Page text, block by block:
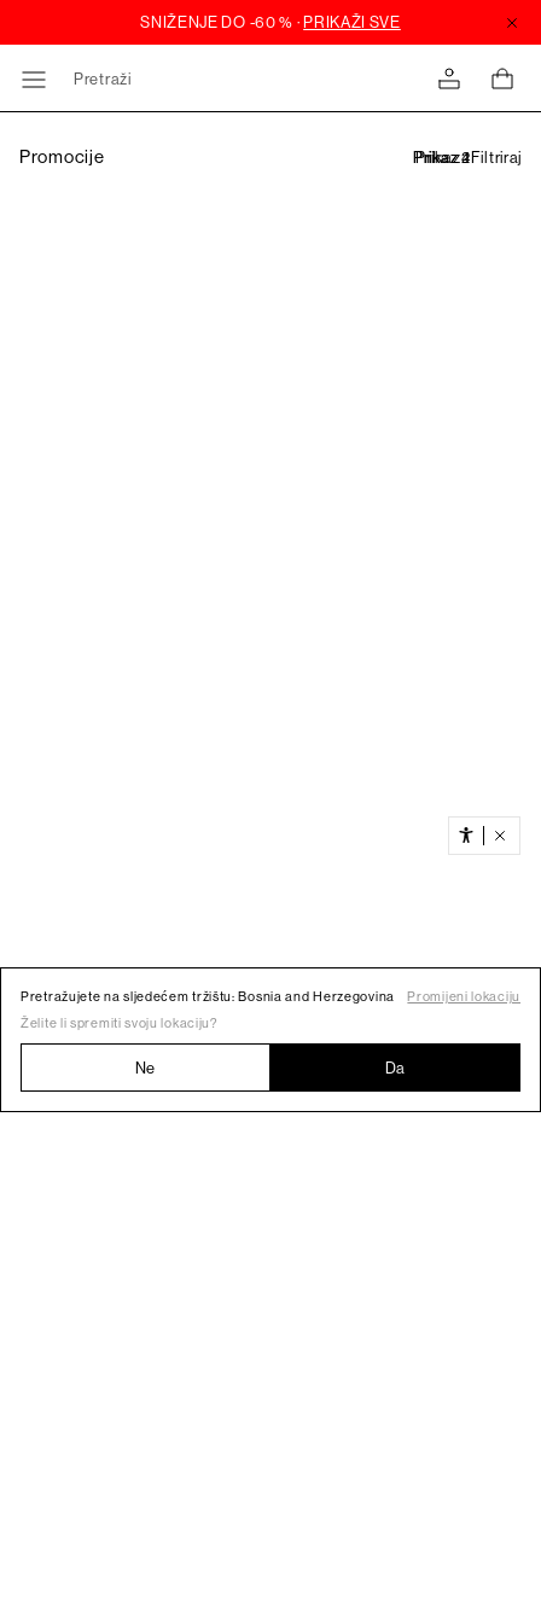
Pretraži
Promocije Filtriraj
Pretražujete na sljedećem tržištu: Bosnia and Herzegovina
Promijeni lokaciju
Želite li spremiti svoju lokaciju?
Ne Da